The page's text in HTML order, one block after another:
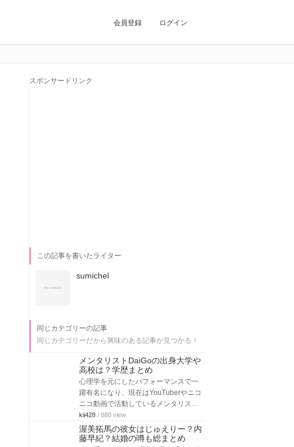
会員登録 ログイン
スポンサードリンク
この記事を書いたライター
sumichel
同じカテゴリーの記事
同じカテゴリーだから興味のある記事が見つかる！
メンタリストDaiGoの出身大学や
高校は？学歴まとめ
心理学を元にしたパフォーマンスで一
躍有名になり、現在はYouTuberやニコ
ニコ動画で活動しているメンタリス…
kii428 / 880 view
渥美拓馬の彼女はじゅえりー？内
藤早紀？結婚の噂も総まとめ